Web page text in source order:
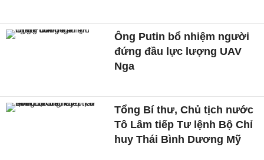
Ông Putin bổ nhiệm người
đứng đầu lực lượng UAV
Nga
Tổng Bí thư, Chủ tịch nước
Tô Lâm tiếp Tư lệnh Bộ Chỉ
huy Thái Bình Dương Mỹ